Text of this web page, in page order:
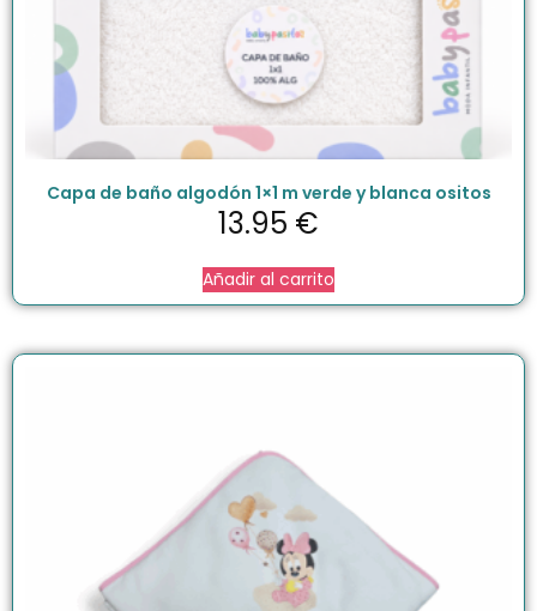
Capa de baño algodón 1×1 m verde y blanca ositos
13.95 €
Añadir al carrito